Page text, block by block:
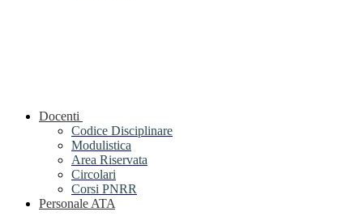
Docenti
Codice Disciplinare
Modulistica
Area Riservata
Circolari
Corsi PNRR
Personale ATA